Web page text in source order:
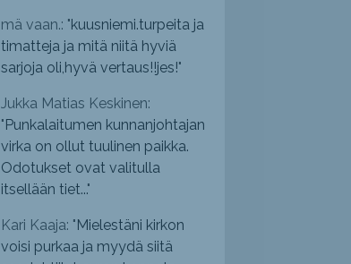
mä vaan.: "kuusniemi.turpeita ja
timatteja ja mitä niitä hyviä
sarjoja oli,hyvä vertaus!!jes!"
Jukka Matias Keskinen:
" Punkalaitumen kunnanjohtajan
virka on ollut tuulinen paikka.
Odotukset ovat valitulla
itsellään tiet..."
Kari Kaaja: " Mielestäni kirkon
voisi purkaa ja myydä siitä